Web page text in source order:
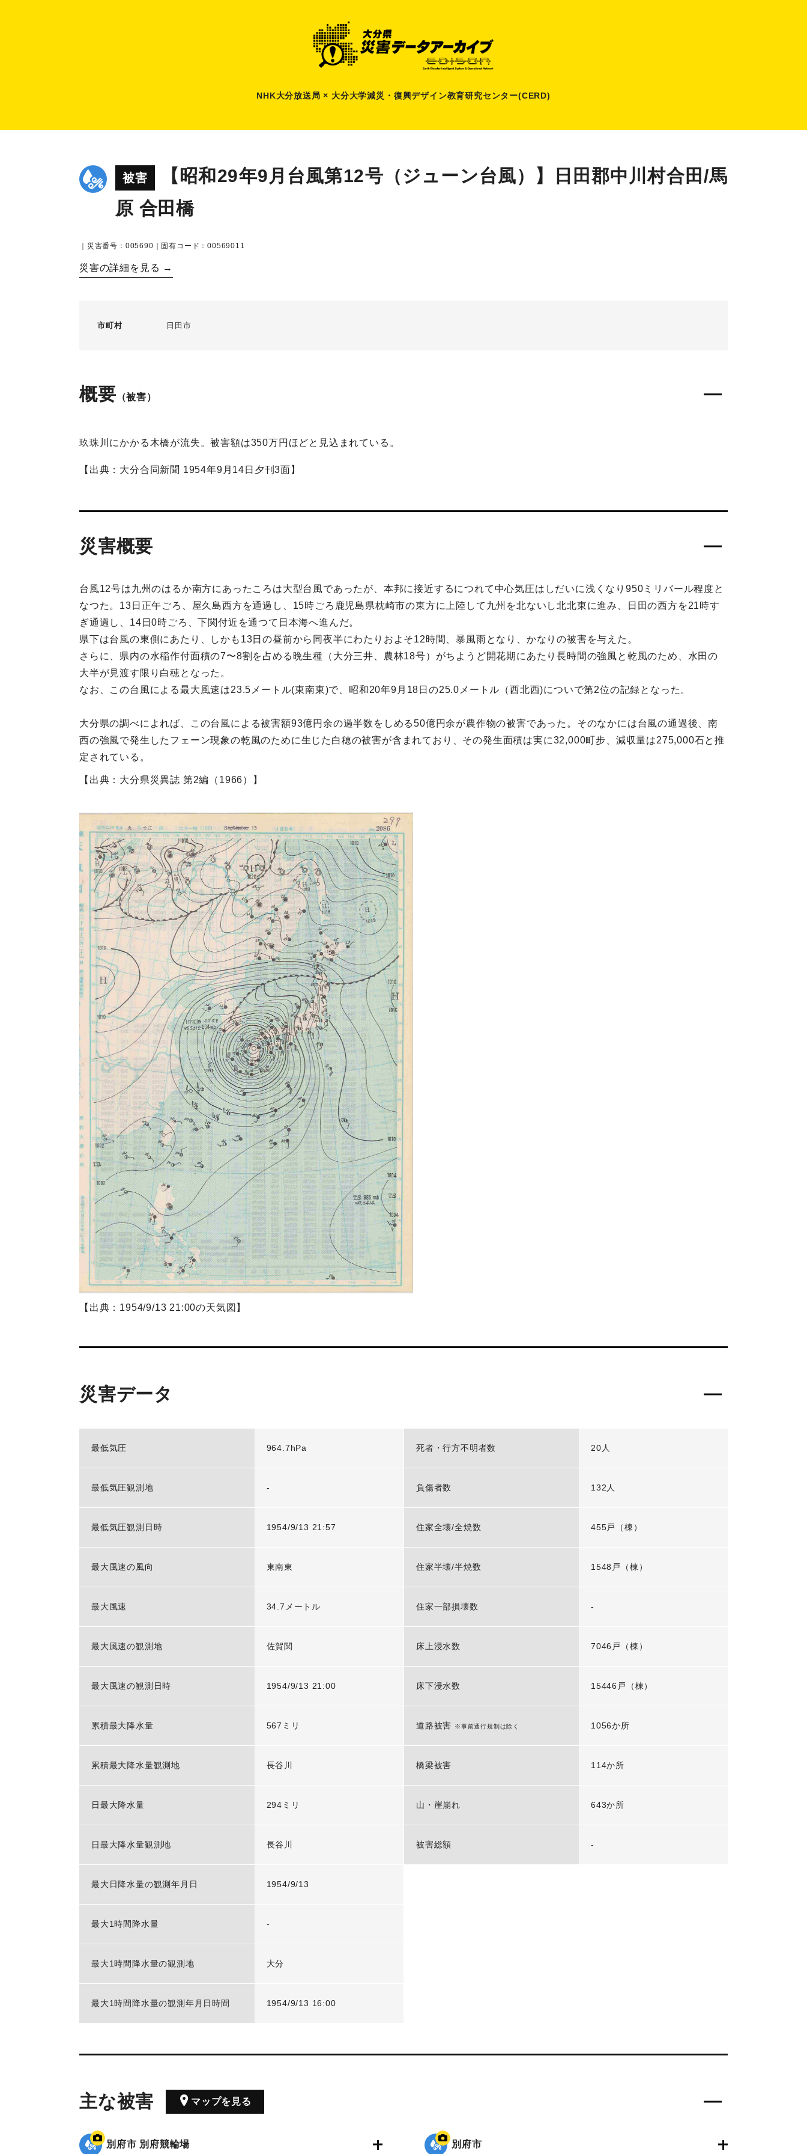
NHK大分放送局 × 大分大学減災 ・ 復興デザイン教育研究センター(CERD)
被害
【昭和29年9月台風第12号（ジューン台風）】日田郡中川村合田/馬
原 合田橋
｜災害番号：005690｜固有コード：00569011
災害の詳細を見る →
市町村 日田市
概要 （被害）
玖珠川にかかる木橋が流失。被害額は350万円ほどと見込まれている。
【出典：大分合同新聞 1954年9月14日夕刊3面】
災害概要
台風12号は九州のはるか南方にあったころは大型台風であったが、本邦に接近するにつれて中心気圧はしだいに浅くなり950ミリバール程度と
なつた。13日正午ごろ、屋久島西方を通過し、15時ごろ鹿児島県枕崎市の東方に上陸して九州を北ないし北北東に進み、日田の西方を21時す
ぎ通過し、14日0時ごろ、下関付近を通つて日本海へ進んだ。
県下は台風の東側にあたり、しかも13日の昼前から同夜半にわたりおよそ12時間、暴風雨となり、かなりの被害を与えた。
さらに、県内の水稲作付面積の7〜8割を占める晩生種（大分三井、農林18号）がちようど開花期にあたり長時間の強風と乾風のため、水田の
大半が見渡す限り白穂となった。
なお、この台風による最大風速は23.5メートル(東南東)で、昭和20年9月18日の25.0メートル（西北西)についで第2位の記録となった。
大分県の調べによれば、この台風による被害額93億円余の過半数をしめる50億円余が農作物の被害であった。そのなかには台風の通過後、南
西の強風で発生したフェーン現象の乾風のために生じた白穂の被害が含まれており、その発生面積は実に32,000町步、減収量は275,000石と推
定されている。
【出典：大分県災異誌 第2編（1966）】
【出典：1954/9/13 21:00の天気図】
災害データ
最低気圧 964.7hPa
最低気圧観測地 -
最低気圧観測日時 1954/9/13 21:57
最大風速の風向 東南東
最大風速 34.7メートル
最大風速の観測地 佐賀関
最大風速の観測日時 1954/9/13 21:00
累積最大降水量 567ミリ
累積最大降水量観測地 長谷川
日最大降水量 294ミリ
日最大降水量観測地 長谷川
最大日降水量の観測年月日 1954/9/13
最大1時間降水量 -
最大1時間降水量の観測地 大分
最大1時間降水量の観測年月日時間 1954/9/13 16:00
死者・行方不明者数 20人
負傷者数 132人
住家全壊/全焼数 455戸（棟）
住家半壊/半焼数 1548戸（棟）
住家一部損壊数 -
床上浸水数 7046戸（棟）
床下浸水数 15446戸（棟）
道路被害 ※事前通行規制は除く 1056か所
橋梁被害 114か所
山・崖崩れ 643か所
被害総額 -
主な被害 マップを見る
別府市 別府競輪場 別府市